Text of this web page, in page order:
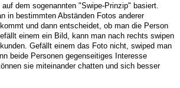
auf dem sogenannten "Swipe-Prinzip" basiert.
in bestimmten Abständen Fotos anderer
und dann entscheidet, ob man die Person
einem ein Bild, kann man nach rechts swipen
Gefällt einem das Foto nicht, swiped man
beide Personen gegenseitiges Interesse
sie miteinander chatten und sich besser